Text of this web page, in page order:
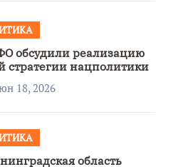
обсудили реализацию
стратегии нацполитики
18, 2026
область